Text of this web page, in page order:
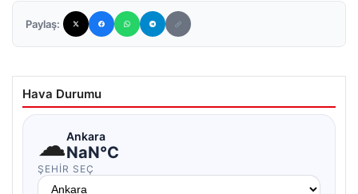
Paylaş:
Hava Durumu
☁Ankara
NaN°C
ŞEHIR SEÇ